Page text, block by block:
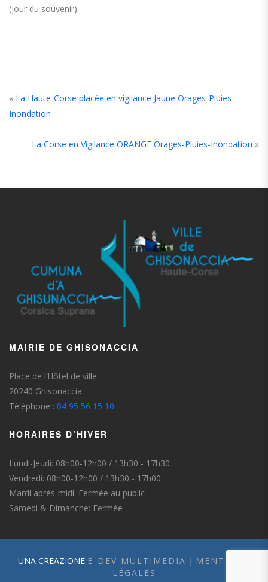
(jour du souvenir).
« La Haute-Corse placée en vigilance Jaune Orages-Pluies-
Inondation
La Corse en Vigilance ORANGE Orages-Pluies-Inondation »
MAIRIE DE GHISONACCIA
Place de l’Hôtel de ville
20240 Ghisonaccia
Téléphone : 04 95 56 15 10
HORAIRES D’HIVER
Lundi-Jeudi: 08h00-12h00 / 13h30 - 17h30
Vendredi: 08h00-12h00 / 13h30 - 17h00
Mardi après-midi: Fermée au public
Samedi & Dimanche: Fermée
UNA CREAZIONE E-DEV MULTIMEDIA | MENTIONS
LÉGALES